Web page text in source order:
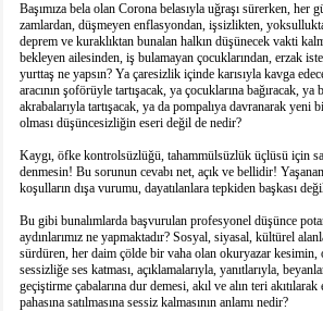
Başımıza bela olan Corona belasıyla uğraşı sürerken, her
zamlardan, düşmeyen enflasyondan, işsizlikten,
deprem ve kuraklıktan bunalan halkın düşünecek vakti
bekleyen ailesinden, iş bulamayan çocuklarından, erzak
yurttaş ne yapsın? Ya çaresizlik içinde karısıyla kavga
aracının şoförüyle tartışacak, ya çocuklarına bağıracak, ya
akrabalarıyla tartışacak, ya da pompalıya davranarak yeni
olması düşüncesizliğin eseri değil de nedir?
Kaygı, öfke kontrolsüzlüğü, tahammülsüzlük üçlüsü için
denmesin! Bu sorunun cevabı net, açık ve bellidir!
koşulların dışa vurumu, dayatılanlara tepkiden başkası
Bu gibi bunalımlarda başvurulan profesyonel düşünce
aydınlarımız ne yapmaktadır? Sosyal, siyasal, kültürel
sürdüren, her daim çölde bir vaha olan okuryazar kesimin,
sessizliğe ses katması, açıklamalarıyla, yanıtlarıyla,
geçiştirme çabalarına dur demesi, akıl ve alın teri
pahasına satılmasına sessiz kalmasının anlamı nedir?